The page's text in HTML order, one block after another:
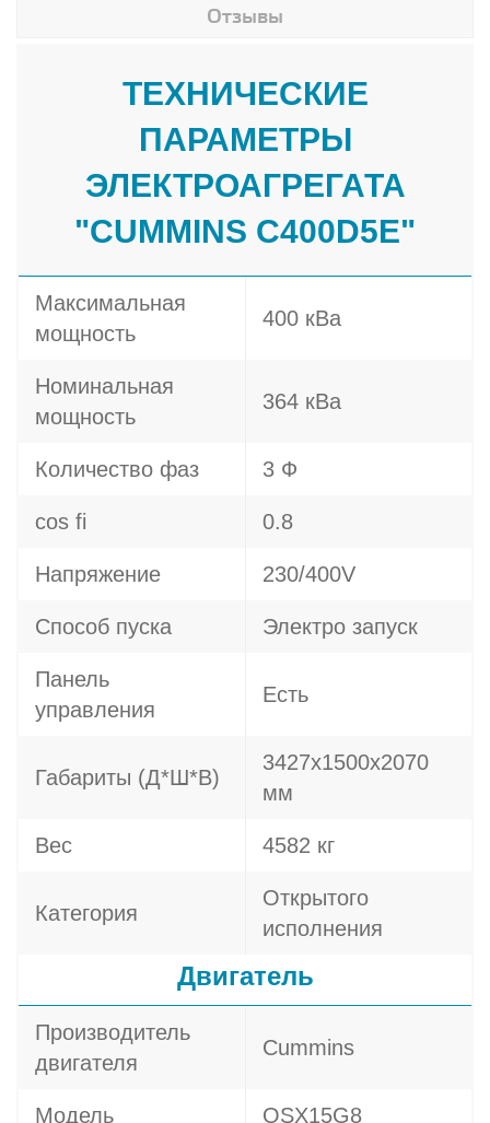
Отзывы
ТЕХНИЧЕСКИЕ
ПАРАМЕТРЫ
ЭЛЕКТРОАГРЕГАТА
"CUMMINS C400D5E"
Максимальная
мощность
400 кВа
Номинальная
мощность
364 кВа
Количество фаз 3 Ф
cos fi 0.8
Напряжение 230/400V
Способ пуска Электро запуск
Панель
управления
Есть
Габариты (Д*Ш*В)
3427x1500x2070
мм
Вес 4582 кг
Категория
Открытого
исполнения
Двигатель
Производитель
двигателя
Cummins
Модель QSX15G8